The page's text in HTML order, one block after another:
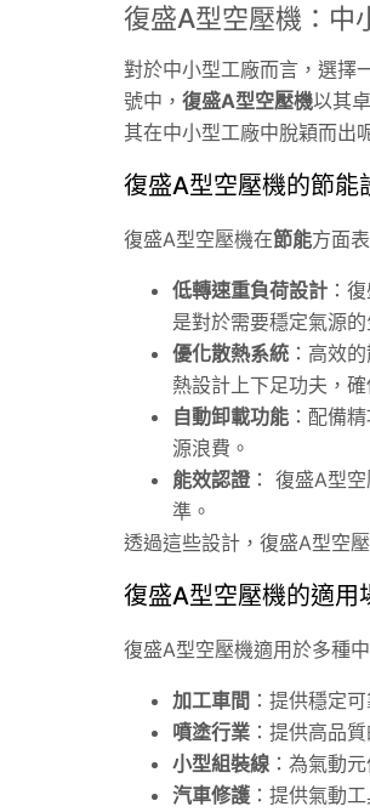
復盛A型空壓機：中
對於中小型工廠而言，選擇
號中， 復盛A型空壓機以其
其在中小型工廠中脫穎而出
復盛A型空壓機的節能
復盛A型空壓機在節能方面
低轉速重負荷設計 ：
是對於需要穩定氣源
優化散熱系統 ：高效
熱設計上下足功夫，
自動卸載功能 ：配備
源浪費。
能效認證 ： 復盛A型
準。
透過這些設計，復盛A型空
復盛A型空壓機的適用
復盛A型空壓機適用於多種
加工車間 ：提供穩定
噴塗行業 ：提供高品
小型組裝線 ：為氣動
汽車修護 ：提供氣動